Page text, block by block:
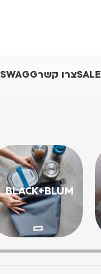
SALEצרו קשרSWAGG לעסקים
BLACK+BLUM